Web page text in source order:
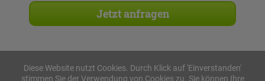
Diese Website nutzt Cookies. Durch Klick auf 'Einverstanden'
stimmen Sie der Verwendung von Cookies zu. Sie können Ihre